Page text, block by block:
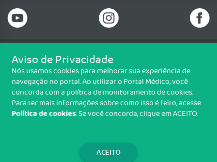
Telefone: 69 99912-5448
Email: protocolo@cremero.org.br
Avenida dos Imigrantes, 3414, Liberdade, Porto Velho/RO - CEP: 76803-
850
Copyright CREMERO. Todos os direitos reservados.
Aviso de Privacidade
Nós usamos cookies para melhorar sua experiência de
navegação no portal. Ao utilizar o Portal Médico, você
concorda com a política de monitoramento de cookies.
Para ter mais informações sobre como isso é feito, acesse
Política de cookies. Se você concorda, clique em ACEITO.
ACEITO